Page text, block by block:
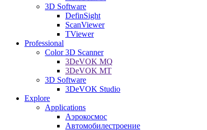
3D Software
DefinSight
ScanViewer
TViewer
Professional
Color 3D Scanner
3DeVOK MQ
3DeVOK MT
3D Software
3DeVOK Studio
Explore
Applications
Аэрокосмос
Автомобилестроение